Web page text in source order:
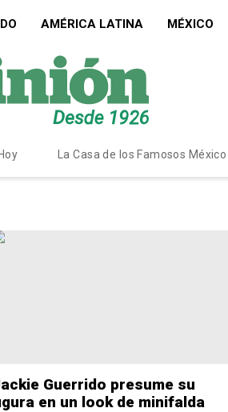
AMÉRICA LATINA MÉXICO
La Casa de los Famosos México
Guerrido presume su
en un look de minifalda